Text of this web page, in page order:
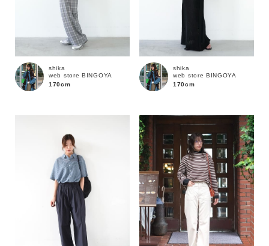
shika
web store BINGOYA
170cm
shika
web store BINGOYA
170cm